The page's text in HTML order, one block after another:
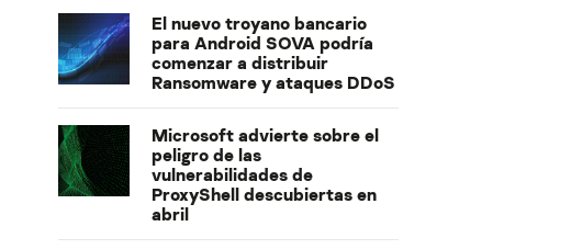
El nuevo troyano bancario
para Android SOVA podría
comenzar a distribuir
Ransomware y ataques DDoS
Microsoft advierte sobre el
peligro de las
vulnerabilidades de
ProxyShell descubiertas en
abril